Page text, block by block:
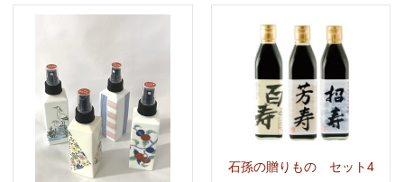
石孫の贈りもの セット4